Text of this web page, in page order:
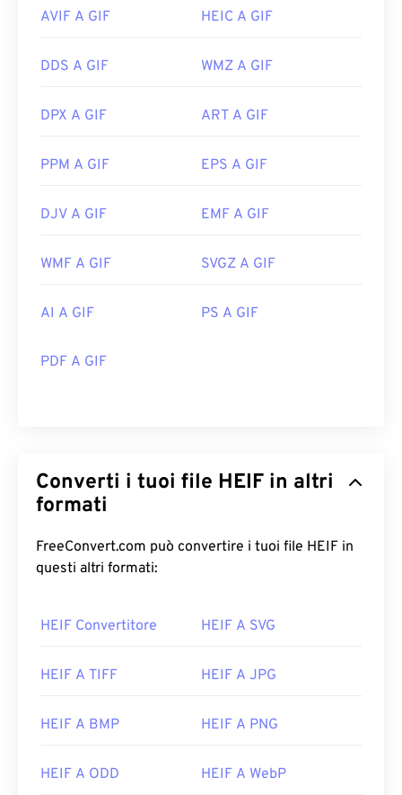
AVIF A GIF HEIC A GIF
DDS A GIF WMZ A GIF
DPX A GIF ART A GIF
PPM A GIF EPS A GIF
DJV A GIF EMF A GIF
WMF A GIF SVGZ A GIF
AI A GIF PS A GIF
PDF A GIF
Converti i tuoi file HEIF in altri
formati
FreeConvert.com può convertire i tuoi file HEIF in
questi altri formati:
HEIF Convertitore HEIF A SVG
HEIF A TIFF HEIF A JPG
HEIF A BMP HEIF A PNG
HEIF A ODD HEIF A WebP